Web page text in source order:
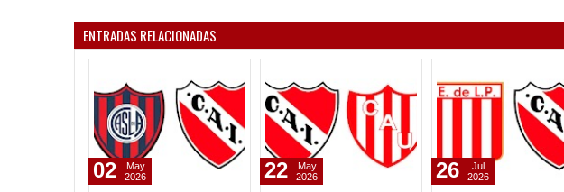
ENTRADAS RELACIONADAS
02
May
2026
22
May
2026
26
Jul
2026